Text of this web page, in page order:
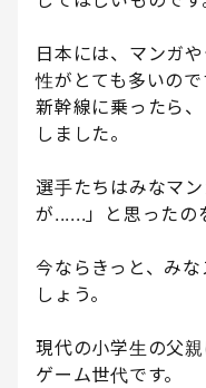
日本には、マンガ
性がとても多いの
新幹線に乗ったら
しました。
選手たちはみなマ
が......」と思ったの
今ならきっと、み
しょう。
現代の小学生の父
ゲーム世代です。